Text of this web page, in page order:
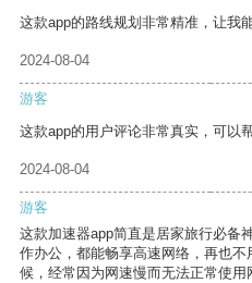
这款app的路线规划非常精准，让我
2024-08-04
游客
这款app的用户评论非常真实，可以
2024-08-04
游客
这款加速器app简直是居家旅行必备
作办公，都能畅享高速网络，再也
候，经常因为网速慢而无法正常使